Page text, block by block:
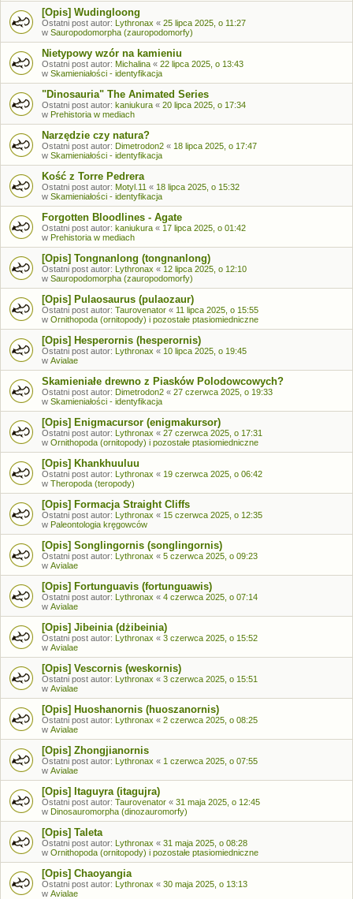
[Opis] Wudingloong
Ostatni post autor: Lythronax « 25 lipca 2025, o 11:27
w Sauropodomorpha (zauropodomorfy)
Nietypowy wzór na kamieniu
Ostatni post autor: Michalina « 22 lipca 2025, o 13:43
w Skamieniałości - identyfikacja
"Dinosauria" The Animated Series
Ostatni post autor: kaniukura « 20 lipca 2025, o 17:34
w Prehistoria w mediach
Narzędzie czy natura?
Ostatni post autor: Dimetrodon2 « 18 lipca 2025, o 17:47
w Skamieniałości - identyfikacja
Kość z Torre Pedrera
Ostatni post autor: Motyl.11 « 18 lipca 2025, o 15:32
w Skamieniałości - identyfikacja
Forgotten Bloodlines - Agate
Ostatni post autor: kaniukura « 17 lipca 2025, o 01:42
w Prehistoria w mediach
[Opis] Tongnanlong (tongnanlong)
Ostatni post autor: Lythronax « 12 lipca 2025, o 12:10
w Sauropodomorpha (zauropodomorfy)
[Opis] Pulaosaurus (pulaozaur)
Ostatni post autor: Taurovenator « 11 lipca 2025, o 15:55
w Ornithopoda (ornitopody) i pozostałe ptasiomiedniczne
[Opis] Hesperornis (hesperornis)
Ostatni post autor: Lythronax « 10 lipca 2025, o 19:45
w Avialae
Skamieniałe drewno z Piasków Polodowcowych?
Ostatni post autor: Dimetrodon2 « 27 czerwca 2025, o 19:33
w Skamieniałości - identyfikacja
[Opis] Enigmacursor (enigmakursor)
Ostatni post autor: Lythronax « 27 czerwca 2025, o 17:31
w Ornithopoda (ornitopody) i pozostałe ptasiomiedniczne
[Opis] Khankhuuluu
Ostatni post autor: Lythronax « 19 czerwca 2025, o 06:42
w Theropoda (teropody)
[Opis] Formacja Straight Cliffs
Ostatni post autor: Lythronax « 15 czerwca 2025, o 12:35
w Paleontologia kręgowców
[Opis] Songlingornis (songlingornis)
Ostatni post autor: Lythronax « 5 czerwca 2025, o 09:23
w Avialae
[Opis] Fortunguavis (fortunguawis)
Ostatni post autor: Lythronax « 4 czerwca 2025, o 07:14
w Avialae
[Opis] Jibeinia (dżibeinia)
Ostatni post autor: Lythronax « 3 czerwca 2025, o 15:52
w Avialae
[Opis] Vescornis (weskornis)
Ostatni post autor: Lythronax « 3 czerwca 2025, o 15:51
w Avialae
[Opis] Huoshanornis (huoszanornis)
Ostatni post autor: Lythronax « 2 czerwca 2025, o 08:25
w Avialae
[Opis] Zhongjianornis
Ostatni post autor: Lythronax « 1 czerwca 2025, o 07:55
w Avialae
[Opis] Itaguyra (itagujra)
Ostatni post autor: Taurovenator « 31 maja 2025, o 12:45
w Dinosauromorpha (dinozauromorfy)
[Opis] Taleta
Ostatni post autor: Lythronax « 31 maja 2025, o 08:28
w Ornithopoda (ornitopody) i pozostałe ptasiomiedniczne
[Opis] Chaoyangia
Ostatni post autor: Lythronax « 30 maja 2025, o 13:13
w Avialae